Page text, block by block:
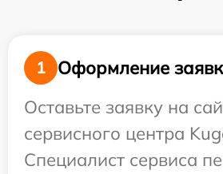
1
Оформление
Оставьте заявку на
сервисного центра
Специалист сервиса